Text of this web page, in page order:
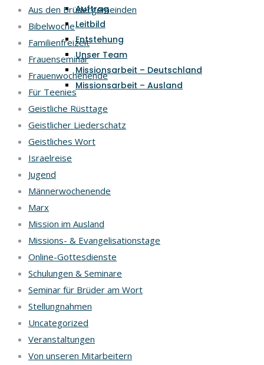
Auftrag
Leitbild
Entstehung
Unser Team
Missionsarbeit – Deutschland
Missionsarbeit – Ausland
Aus den Brüdergemeinden
Bibelwoche
Familienfreizeit
Frauenseminar
Frauenwochenende
Für Teenies
Geistliche Rüsttage
Geistlicher Liederschatz
Geistliches Wort
Israelreise
Jugend
Männerwochenende
Marx
Mission im Ausland
Missions- & Evangelisationstage
Online-Gottesdienste
Schulungen & Seminare
Seminar für Brüder am Wort
Stellungnahmen
Uncategorized
Veranstaltungen
Von unseren Mitarbeitern